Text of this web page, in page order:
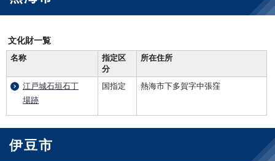
文化財一覧
名称
指定区
分
所在住所
江戸城石垣石丁
場跡
国指定 熱海市下多賀字中張窪
伊豆市